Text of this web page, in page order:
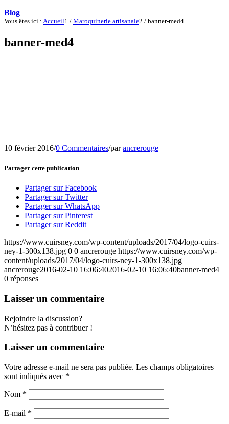
Blog
Vous êtes ici : Accueil1 / Maroquinerie artisanale2 / banner-med4
banner-med4
10 février 2016/0 Commentaires/parancrerouge
Partager cette publication
Partager sur Facebook
Partager sur Twitter
Partager sur WhatsApp
Partager sur Pinterest
Partager sur Reddit
https://www.cuirsney.com/wp-content/uploads/2017/04/logo-cuirs-
ney-1-300x138.jpg 0 0 ancrerouge https://www.cuirsney.com/wp-
content/uploads/2017/04/logo-cuirs-ney-1-300x138.jpg
ancrerouge2016-02-10 16:06:402016-02-10 16:06:40banner-med4
0 réponses
Laisser un commentaire
Rejoindre la discussion?
N’hésitez pas à contribuer !
Laisser un commentaire
Votre adresse e-mail ne sera pas publiée. Les champs obligatoires
sont indiqués avec *
Nom *
E-mail *